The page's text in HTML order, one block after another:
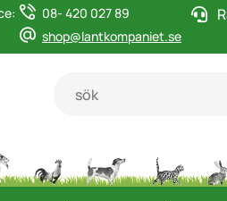
08- 420 027 89
shop@lantkompaniet.se